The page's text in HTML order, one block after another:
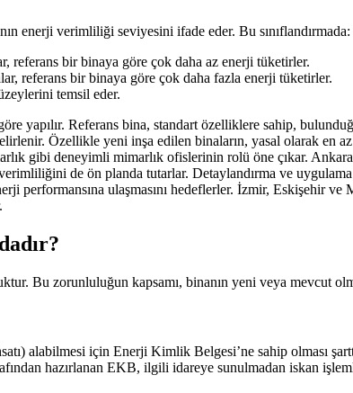
enerji verimliliği seviyesini ifade eder. Bu sınıflandırmada:
bir binaya göre çok daha az enerji tüketirler.
referans bir binaya göre çok daha fazla enerji tüketirler.
temsil eder.
yapılır. Referans bina, standart özelliklere sahip,
Özellikle yeni inşa edilen binaların, yasal olarak en
gibi deneyimli mimarlık ofislerinin rolü öne çıkar.
de ön planda tutarlar. Detaylandırma ve
performansına ulaşmasını hedeflerler. İzmir, Eskişehir
Bu zorunluluğun kapsamı, binanın yeni veya mevcut
alabilmesi için Enerji Kimlik Belgesi’ne sahip olması
hazırlanan EKB, ilgili idareye sunulmadan iskan